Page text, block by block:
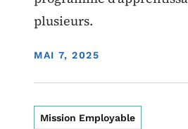
plusieurs.
DISPLAY DATE
MAI 7, 2025
Mission Employable